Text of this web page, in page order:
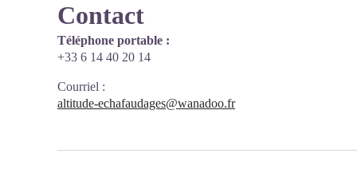
Contact
Téléphone portable :
+33 6 14 40 20 14
Courriel :
altitude-echafaudages@wanadoo.fr